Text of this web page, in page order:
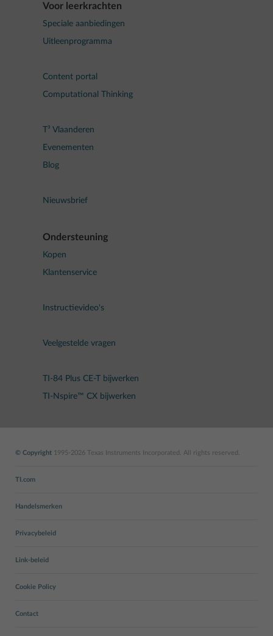
Voor leerkrachten
Speciale aanbiedingen
Uitleenprogramma
Content portal
Computational Thinking
T³ Vlaanderen
Evenementen
Blog
Nieuwsbrief
Ondersteuning
Kopen
Klantenservice
Instructievideo's
Veelgestelde vragen
TI-84 Plus CE-T bijwerken
TI-Nspire™ CX bijwerken
© Copyright 1995-2026 Texas Instruments Incorporated. All rights reserved.
TI.com
Handelsmerken
Privacybeleid
Link-beleid
Cookie Policy
Contact